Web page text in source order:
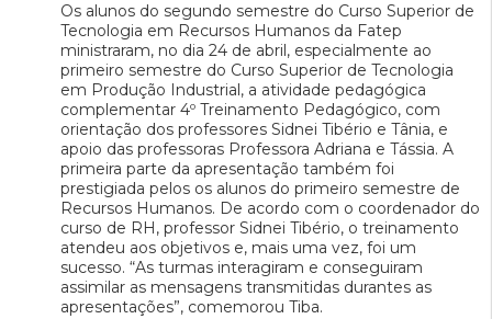
Os alunos do segundo semestre do Curso Superior de
Tecnologia em Recursos Humanos da Fatep
ministraram, no dia 24 de abril, especialmente ao
primeiro semestre do Curso Superior de Tecnologia
em Produção Industrial, a atividade pedagógica
complementar 4º Treinamento Pedagógico, com
orientação dos professores Sidnei Tibério e Tânia, e
apoio das professoras Professora Adriana e Tássia. A
primeira parte da apresentação também foi
prestigiada pelos os alunos do primeiro semestre de
Recursos Humanos. De acordo com o coordenador do
curso de RH, professor Sidnei Tibério, o treinamento
atendeu aos objetivos e, mais uma vez, foi um
sucesso. “As turmas interagiram e conseguiram
assimilar as mensagens transmitidas durantes as
apresentações”, comemorou Tiba.